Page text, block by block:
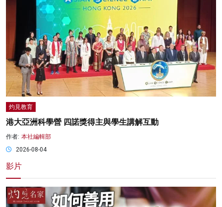
灼見教育
港大亞洲科學營 四諾獎得主與學生講解互動
作者: 本社編輯部
2026-08-04
影片